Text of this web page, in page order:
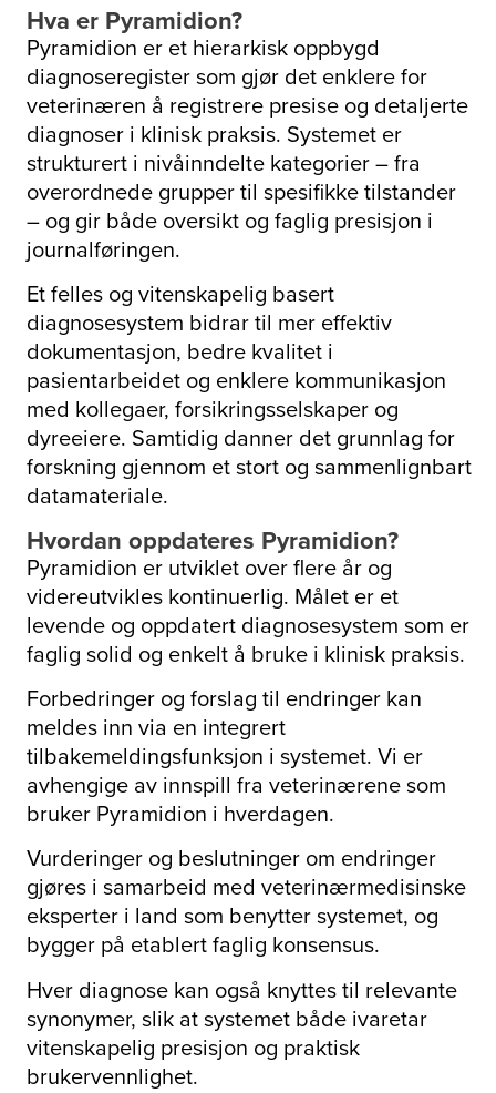
Hva er Pyramidion?
Pyramidion er et hierarkisk oppbygd
diagnoseregister som gjør det enklere for
veterinæren å registrere presise og detaljerte
diagnoser i klinisk praksis. Systemet er
strukturert i nivåinndelte kategorier – fra
overordnede grupper til spesifikke tilstander
– og gir både oversikt og faglig presisjon i
journalføringen.
Et felles og vitenskapelig basert
diagnosesystem bidrar til mer effektiv
dokumentasjon, bedre kvalitet i
pasientarbeidet og enklere kommunikasjon
med kollegaer, forsikringsselskaper og
dyreeiere. Samtidig danner det grunnlag for
forskning gjennom et stort og sammenlignbart
datamateriale.
Hvordan oppdateres Pyramidion?
Pyramidion er utviklet over flere år og
videreutvikles kontinuerlig. Målet er et
levende og oppdatert diagnosesystem som er
faglig solid og enkelt å bruke i klinisk praksis.
Forbedringer og forslag til endringer kan
meldes inn via en integrert
tilbakemeldingsfunksjon i systemet. Vi er
avhengige av innspill fra veterinærene som
bruker Pyramidion i hverdagen.
Vurderinger og beslutninger om endringer
gjøres i samarbeid med veterinærmedisinske
eksperter i land som benytter systemet, og
bygger på etablert faglig konsensus.
Hver diagnose kan også knyttes til relevante
synonymer, slik at systemet både ivaretar
vitenskapelig presisjon og praktisk
brukervennlighet.